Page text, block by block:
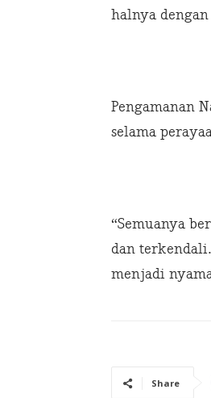
halnya
Pengamanan
selama
“Semuanya
dan
menjadi
Share